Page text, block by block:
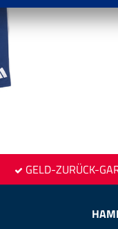
GELD-ZURÜCK-